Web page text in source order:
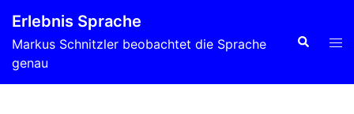
Inhalt
springen
Erlebnis Sprache
Markus Schnitzler beobachtet die Sprache
genau
Suche